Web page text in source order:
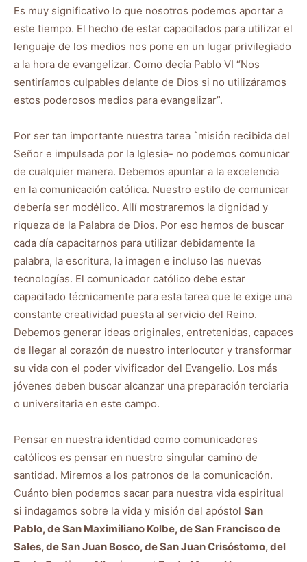
Es muy significativo lo que nosotros podemos aportar a
este tiempo. El hecho de estar capacitados para utilizar el
lenguaje de los medios nos pone en un lugar privilegiado
a la hora de evangelizar. Como decía Pablo VI “Nos
sentiríamos culpables delante de Dios si no utilizáramos
estos poderosos medios para evangelizar”.
Por ser tan importante nuestra tarea ˆmisión recibida del
Señor e impulsada por la Iglesia- no podemos comunicar
de cualquier manera. Debemos apuntar a la excelencia
en la comunicación católica. Nuestro estilo de comunicar
debería ser modélico. Allí mostraremos la dignidad y
riqueza de la Palabra de Dios. Por eso hemos de buscar
cada día capacitarnos para utilizar debidamente la
palabra, la escritura, la imagen e incluso las nuevas
tecnologías. El comunicador católico debe estar
capacitado técnicamente para esta tarea que le exige una
constante creatividad puesta al servicio del Reino.
Debemos generar ideas originales, entretenidas, capaces
de llegar al corazón de nuestro interlocutor y transformar
su vida con el poder vivificador del Evangelio. Los más
jóvenes deben buscar alcanzar una preparación terciaria
o universitaria en este campo.
Pensar en nuestra identidad como comunicadores
católicos es pensar en nuestro singular camino de
santidad. Miremos a los patronos de la comunicación.
Cuánto bien podemos sacar para nuestra vida espiritual
si indagamos sobre la vida y misión del apóstol San
Pablo, de San Maximiliano Kolbe, de San Francisco de
Sales, de San Juan Bosco, de San Juan Crisóstomo, del